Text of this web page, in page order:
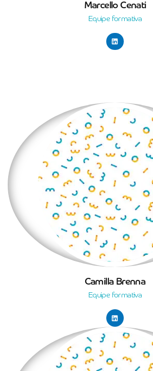
Marcello Cenati
Equipe formativa
Camilla Brenna
Equipe formativa